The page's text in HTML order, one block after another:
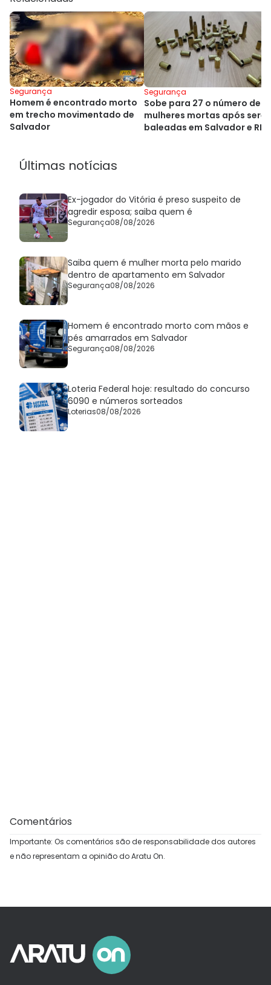
Segurança
Homem é encontrado morto
em trecho movimentado de
Salvador
Segurança
Sobe para 27 o número de
mulheres mortas após
baleadas em Salvador e
Últimas notícias
Ex-jogador do Vitória é preso suspeito de
agredir esposa; saiba quem é
Segurança08/08/2026
Saiba quem é mulher morta pelo marido
dentro de apartamento em Salvador
Segurança08/08/2026
Homem é encontrado morto com mãos e
pés amarrados em Salvador
Segurança08/08/2026
Loteria Federal hoje: resultado do concurso
6090 e números sorteados
Loterias08/08/2026
Comentários
Importante: Os comentários são de responsabilidade dos autores
e não representam a opinião do Aratu On.